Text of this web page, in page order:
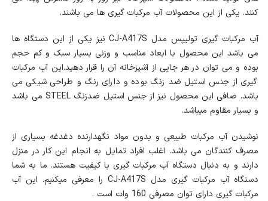
کنند. یکی از این محصولات آب مرکبات گیری ها می باشند.
آب مرکبات گیری تولیپس مدل CJ-A417S نیز یکی از این دستگاه ها
می باشد این محصول با ابعاد مناسب و وزنی بسیار سبک و کم حجم
بوده و می توان در هر جایی از آشپزخانه آن را قرار دهید.این آب مرکبات
گیری از جنس استیل ضد زنگ بوده و دارای رنگ و طراحی شیکی می
باشد. صافی این محصول نیز از جنس استیل ضدزنگ STEEL می باشد
و بسیار مقاوم میباشد.
نوشیدن آب مرکبات طبیعی و بدون مواد نگهدارنده دغدغه بسیاری از
مصرف کنندگان می باشد. اغلب افراد تمایل به انجام این کار در منزل
دارند و به دنبال دستگاه آب مرکبات گیری با کیفیت هستند. ما به شما
دستگاه آب مرکبات گیری مدل CJ-A417S را معرفی میکنیم. این آب
مرکبات گیری دارای توان مصرفی 160 وات است .